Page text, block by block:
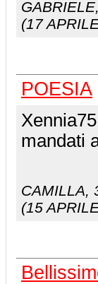
GABRIELE
(17
POESIA
mandati
CAMILLA,
(15